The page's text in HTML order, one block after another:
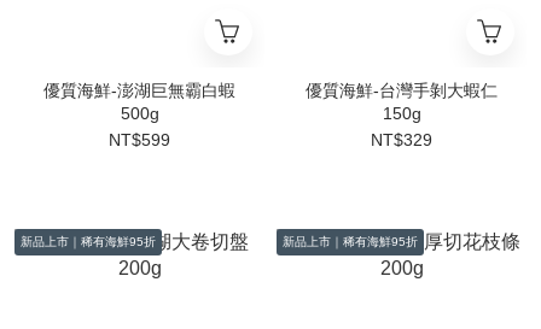
優質海鮮-澎湖巨無霸白蝦
500g
NT$599
優質海鮮-台灣手剝大蝦仁
150g
NT$329
新品上市｜稀有海鮮95折 新品上市｜稀有海鮮95折